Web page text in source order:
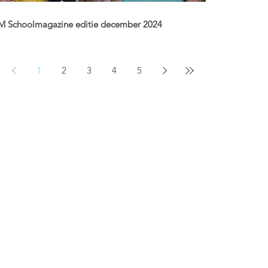
Schoolmagazine editie december 2024
in de studie,...
1 2 3 4 5